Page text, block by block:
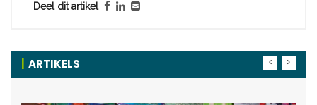
Deel dit artikel
ARTIKELS